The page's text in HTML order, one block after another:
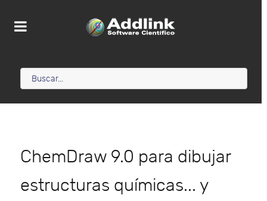
ChemDraw 9.0 para dibujar
estructuras químicas... y